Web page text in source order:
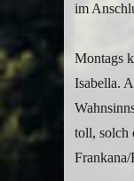
im
Montags
Isabella.
toll, solch